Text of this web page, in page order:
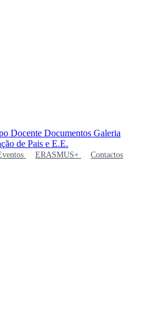
Docente Documentos Galeria
de Pais e E.E.
ERASMUS+ Contactos